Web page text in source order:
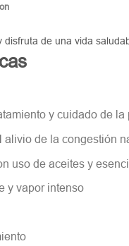
disfruta de una vida
y cuidado de la
de la congestión
uso de aceites y
y vapor intenso